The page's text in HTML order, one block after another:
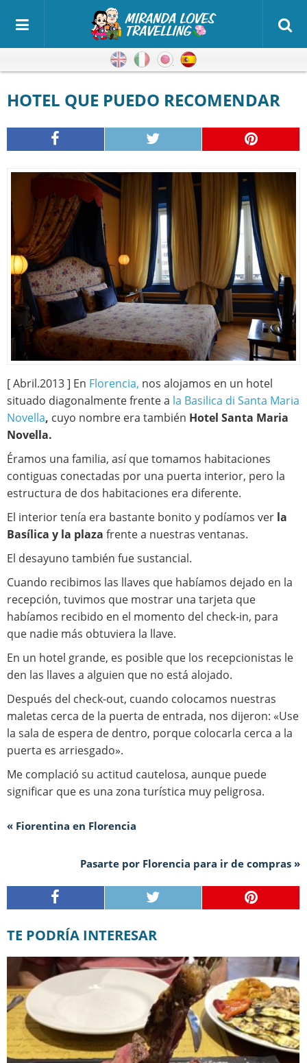
Inglés ItalianoJaponés
HOTEL QUE PUEDO RECOMENDAR
[ Abril.2013 ] En Florencia, nos alojamos en un hotel
situado diagonalmente frente a la Basilica di Santa Maria
Novella, cuyo nombre era también Hotel Santa Maria
Novella.
Éramos una familia, así que tomamos habitaciones
contiguas conectadas por una puerta interior, pero la
estructura de dos habitaciones era diferente.
El interior tenía era bastante bonito y podíamos ver la
Basílica y la plaza frente a nuestras ventanas.
El desayuno también fue sustancial.
Cuando recibimos las llaves que habíamos dejado en la
recepción, tuvimos que mostrar una tarjeta que
habíamos recibido en el momento del check-in, para
que nadie más obtuviera la llave.
En un hotel grande, es posible que los recepcionistas le
den las llaves a alguien que no está alojado.
Después del check-out, cuando colocamos nuestras
maletas cerca de la puerta de entrada, nos dijeron: «Use
la sala de espera de dentro, porque colocarla cerca a la
puerta es arriesgado».
Me complació su actitud cautelosa, aunque puede
significar que es una zona turística muy peligrosa.
« Fiorentina en Florencia
Pasarte por Florencia para ir de compras »
TE PODRÍA INTERESAR